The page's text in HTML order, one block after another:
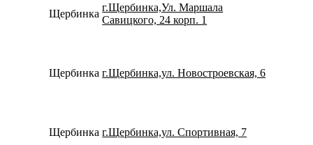
Щербинка
г.Щербинка,Ул. Маршала
Савицкого, 24 корп. 1
Щербинка г.Щербинка,ул. Новостроевская, 6
Щербинка г.Щербинка,ул. Спортивная, 7